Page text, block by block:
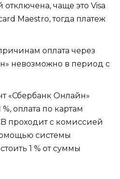
чаще это Visa
Maestro, тогда платеж
оплата через
невозможно в период с
«Сбербанк Онлайн»
оплата по картам
проходит с комиссией
системы
1 % от суммы